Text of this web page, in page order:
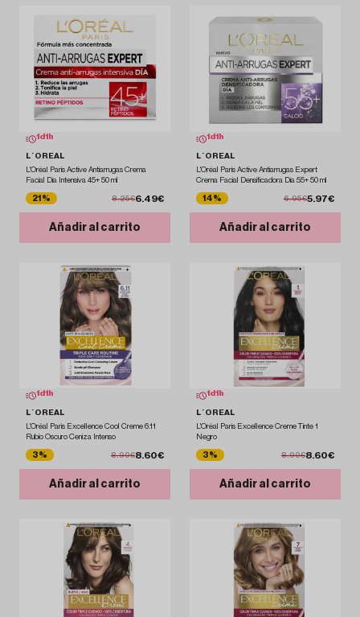
1 d 1 h
L´OREAL
L'Oréal Paris Active Antiarrugas Crema
Facial Día Intensiva 45+ 50 ml
21% 8.25€6.49€
Añadir al carrito
1 d 1 h
L´OREAL
L'Oréal Paris Active Antiarrugas Expert
Crema Facial Densificadora Día 55+ 50 ml
14% 6.95€5.97€
Añadir al carrito
1 d 1 h
L´OREAL
L'Oréal Paris Excellence Cool Creme 6.11
Rubio Oscuro Ceniza Intenso
3% 8.90€8.60€
Añadir al carrito
1 d 1 h
L´OREAL
L'Oréal Paris Excellence Creme Tinte 1
Negro
3% 8.90€8.60€
Añadir al carrito